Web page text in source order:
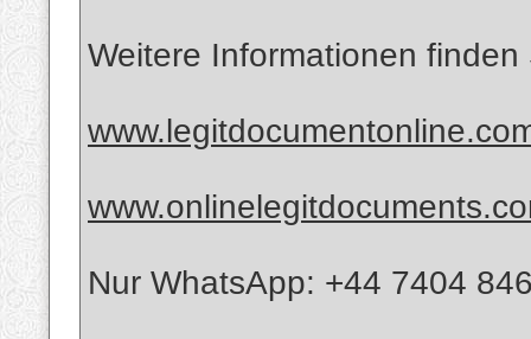
Weitere Informationen
Nur WhatsApp: +44 7404